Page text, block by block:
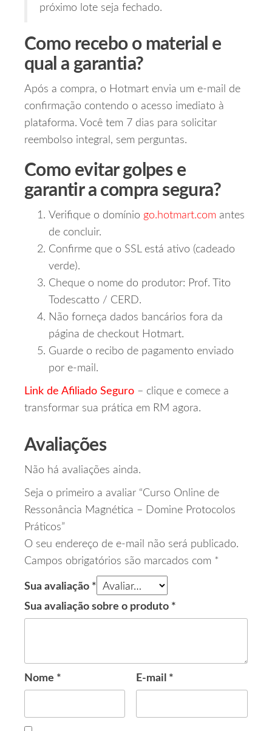
próximo lote seja fechado.
Como recebo o material e
qual a garantia?
Após a compra, o Hotmart envia um e‑mail de
confirmação contendo o acesso imediato à
plataforma. Você tem 7 dias para solicitar
reembolso integral, sem perguntas.
Como evitar golpes e
garantir a compra segura?
Verifique o domínio go.hotmart.com antes
de concluir.
Confirme que o SSL está ativo (cadeado
verde).
Cheque o nome do produtor: Prof. Tito
Todescatto / CERD.
Não forneça dados bancários fora da
página de checkout Hotmart.
Guarde o recibo de pagamento enviado
por e‑mail.
Link de Afiliado Seguro – clique e comece a
transformar sua prática em RM agora.
Avaliações
Não há avaliações ainda.
Seja o primeiro a avaliar “Curso Online de
Ressonância Magnética – Domine Protocolos
Práticos”
O seu endereço de e-mail não será publicado.
Campos obrigatórios são marcados com *
Sua avaliação *
Sua avaliação sobre o produto *
Nome * E-mail *